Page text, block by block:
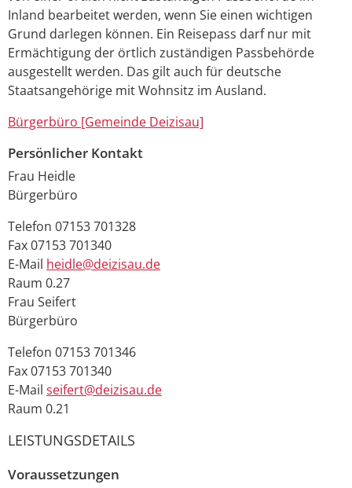
Inland bearbeitet werden, wenn Sie einen wichtigen
Grund darlegen können. Ein Reisepass darf nur mit
Ermächtigung der örtlich zuständigen Passbehörde
ausgestellt werden. Das gilt auch für deutsche
Staatsangehörige mit Wohnsitz im Ausland.
Bürgerbüro [Gemeinde Deizisau]
Persönlicher Kontakt
Frau Heidle
Bürgerbüro
Telefon 07153 701328
Fax07153 701340
E-Mail heidle@deizisau.de
Raum 0.27
Frau Seifert
Bürgerbüro
Telefon 07153 701346
Fax07153 701340
E-Mail seifert@deizisau.de
Raum 0.21
LEISTUNGSDETAILS
Voraussetzungen